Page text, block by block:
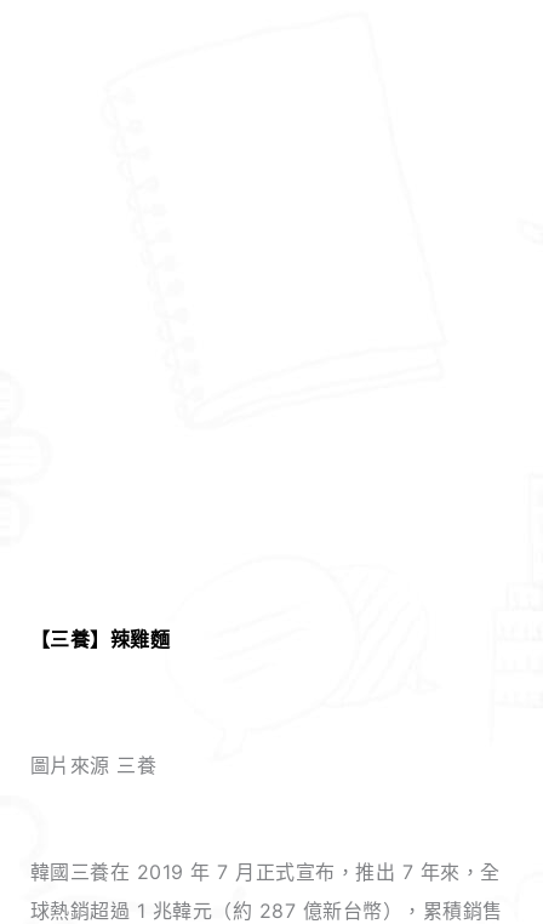
【三養】辣雞麵
圖片來源 三養
韓國三養在 2019 年 7 月正式宣布，推出 7 年來，全
球熱銷超過 1 兆韓元（約 287 億新台幣），累積銷售